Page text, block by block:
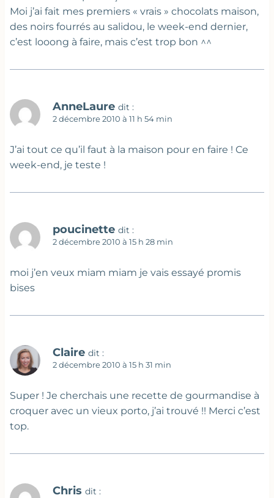
Moi j’ai fait mes premiers « vrais » chocolats maison,
des noirs fourrés au salidou, le week-end dernier,
c’est looong à faire, mais c’est trop bon ^^
AnneLaure dit :
2 décembre 2010 à 11 h 54 min
J’ai tout ce qu’il faut à la maison pour en faire ! Ce
week-end, je teste !
poucinette dit :
2 décembre 2010 à 15 h 28 min
moi j’en veux miam miam je vais essayé promis
bises
Claire dit :
2 décembre 2010 à 15 h 31 min
Super ! Je cherchais une recette de gourmandise à
croquer avec un vieux porto, j’ai trouvé !! Merci c’est
top.
Chris dit :